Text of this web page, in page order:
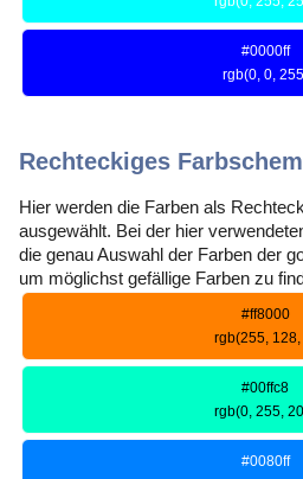
#0000ff
rgb(0, 0,
Rechteckiges
Hier werden die Farben als
ausgewählt. Bei der hier
die genau Auswahl der Farben der
um möglichst gefällige Farben zu
#ff8000
rgb(255, 128,
#00ffc8
rgb(0, 255,
#0080ff